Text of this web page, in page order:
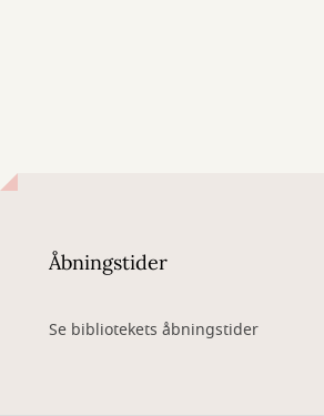
Åbningstider
Se bibliotekets åbningstider